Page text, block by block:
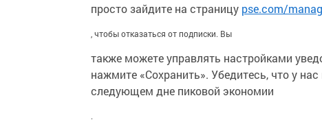
просто зайдите на страницу pse.com/
, чтобы отказаться от подписки. Вы
также можете управлять настройками
нажмите «Сохранить». Убедитесь, что у
следующем дне пиковой экономии
.